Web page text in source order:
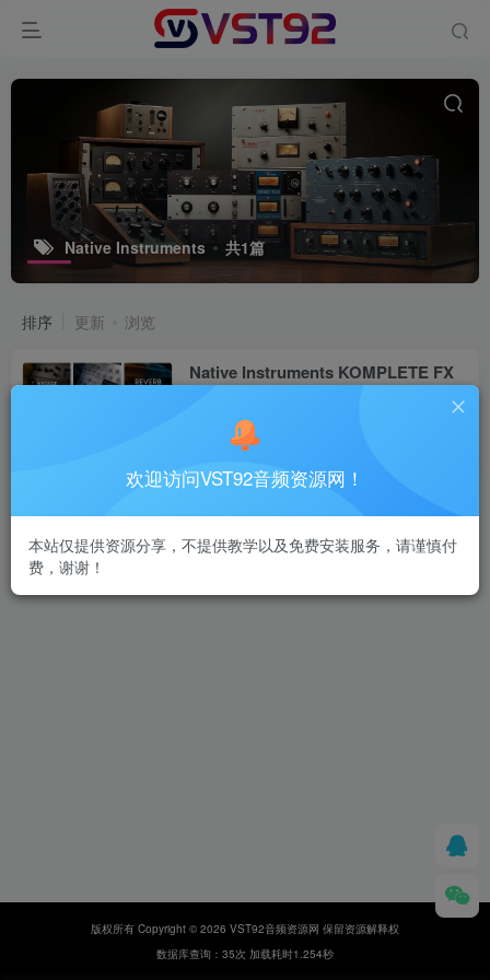
Native Instruments 共1篇
排序 更新 浏览
Native Instruments KOMPLETE FX
VST插件
6个月前
版权所有 Copyright © 2026 VST92音频资源网 保留资源解释权
数据库查询：35次 加载耗时1.254秒
欢迎访问VST92音频资源网！
本站仅提供资源分享，不提供教学以及免费安装服务，请谨慎付
费，谢谢！